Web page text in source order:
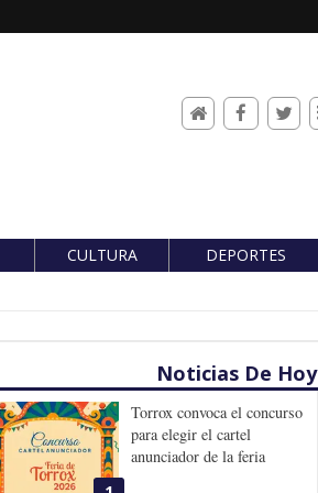
CULTURA DEPORTES
Noticias De Hoy
Torrox convoca el concurso
para elegir el cartel
anunciador de la feria